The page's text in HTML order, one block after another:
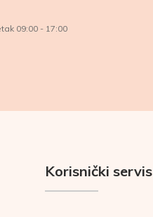
09:00 - 17:00
Korisnički servis